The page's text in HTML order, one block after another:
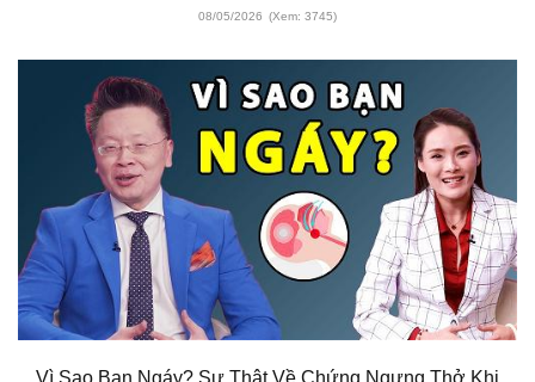
08/05/2026 (Xem: 3745)
Vì Sao Bạn Ngáy? Sự Thật Về Chứng Ngưng Thở Khi